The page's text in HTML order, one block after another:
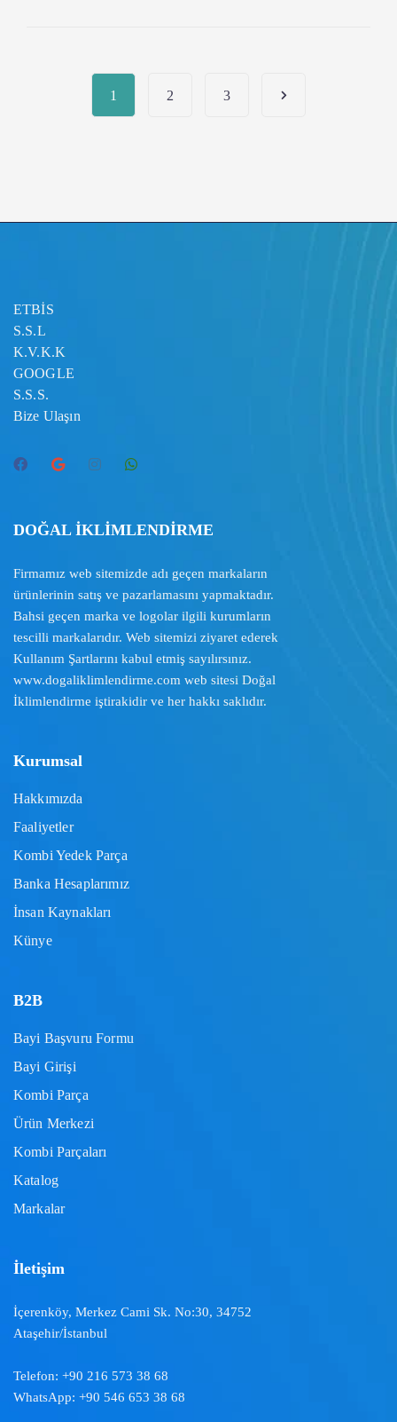
1 2 3
ETBİS
S.S.L
K.V.K.K
GOOGLE
S.S.S.
Bize Ulaşın
DOĞAL İKLİMLENDİRME
Firmamız web sitemizde adı geçen markaların
ürünlerinin satış ve pazarlamasını yapmaktadır.
Bahsi geçen marka ve logolar ilgili kurumların
tescilli markalarıdır. Web sitemizi ziyaret ederek
Kullanım Şartlarını kabul etmiş sayılırsınız.
www.dogaliklimlendirme.com web sitesi Doğal
İklimlendirme iştirakidir ve her hakkı saklıdır.
Kurumsal
Hakkımızda
Faaliyetler
Kombi Yedek Parça
Banka Hesaplarımız
İnsan Kaynakları
Künye
B2B
Bayi Başvuru Formu
Bayi Girişi
Kombi Parça
Ürün Merkezi
Kombi Parçaları
Katalog
Markalar
İletişim
İçerenköy, Merkez Cami Sk. No:30, 34752
Ataşehir/İstanbul
Telefon: +90 216 573 38 68
WhatsApp: +90 546 653 38 68